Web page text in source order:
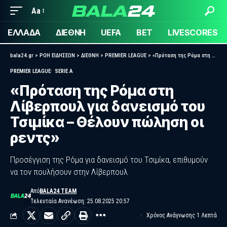
Aa
ΕΛΛΑΔΑ ΔΙΕΘΝΗ UEFA BET LIVESCORES
bala24.gr > ΡΟΗ ΕΙΔΗΣΕΩΝ > ΔΙΕΘΝΗ > PREMIER LEAGUE > «Πρόταση της Ρόμα στη Λίβερπουλ για δανεισμό του Τσιμίκα – Θέλουν πώληση οι ρεντς»
PREMIER LEAGUE SERIE A
«Πρόταση της Ρόμα στη
Λίβερπουλ για δανεισμό του
Τσιμίκα – Θέλουν πώληση οι
ρεντς»
Προσέγγιση της Ρόμα για δανεισμό του Τσιμίκα, επιθυμούν
να τον πουλήσουν στην Λίβερπουλ
Τελευταία Ανανέωση: 25.08.2025 20:57
ΑπόBALA24 TEAM
Χρόνος Ανάγνωσης 1 Λεπτά